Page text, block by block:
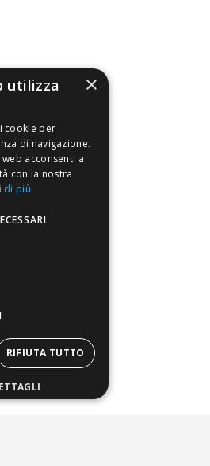
×
utilizza
cookie per
di navigazione.
acconsenti a
con la nostra
di più
RIFIUTA TUTTO